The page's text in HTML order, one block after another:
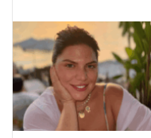
τραυματίζοντας
Σταύρος Φλώρος
αισθήσεις του
μεταφοράς του